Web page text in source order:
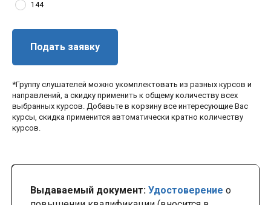
144
Подать заявку
*Группу слушателей можно укомплектовать из разных курсов и
направлений, а скидку применить к общему количеству всех
выбранных курсов. Добавьте в корзину все интересующие Вас
курсы, скидка применится автоматически кратно количеству
курсов.
Выдаваемый документ: Удостоверение о